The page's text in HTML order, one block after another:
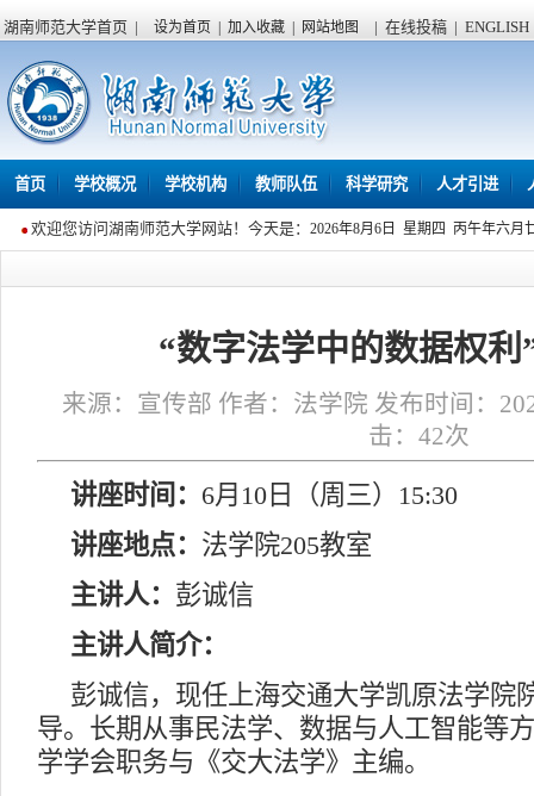
湖南师范大学首页 | 设为首页 加入收藏 网站地图 | 在线投稿 | ENGLISH
首页 学校概况 学校机构 教师队伍 科学研究 人才引进
欢迎您访问湖南师范大学网站！今天是： 2026年8月6日 星期四 丙午年六月
“数字法学中的数据权利
来源：宣传部 作者：法学院 发布时间：
击： 42次
讲座时间： 6月10日（周三）15:30
讲座地点： 法学院205教室
主讲人： 彭诚信
主讲人简介：
彭诚信，现任上海交通大学凯原法学院
导。长期从事民法学、数据与人工智能等
学学会职务与《交大法学》主编。